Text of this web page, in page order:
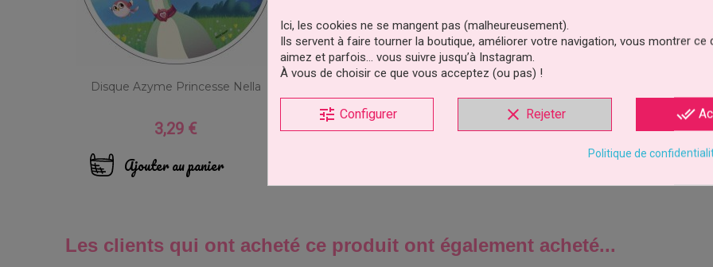
Disque Azyme Princesse Nella
Prix
3,29 €
Ajouter au panier
Son Épée
Prix
3,29 €
Princesse Nella
Prix
4,99 €
Ajouter au panier
Les clients qui ont acheté ce produit ont également acheté...
Ici, les cookies ne se mangent pas (malheureusement).
Ils servent à faire tourner la boutique, améliorer votre navigation, vous montrer ce
aimez et parfois… vous suivre jusqu’à Instagram.
À vous de choisir ce que vous acceptez (ou pas) !
tune Configurer clear Rejeter done_all
Politique de